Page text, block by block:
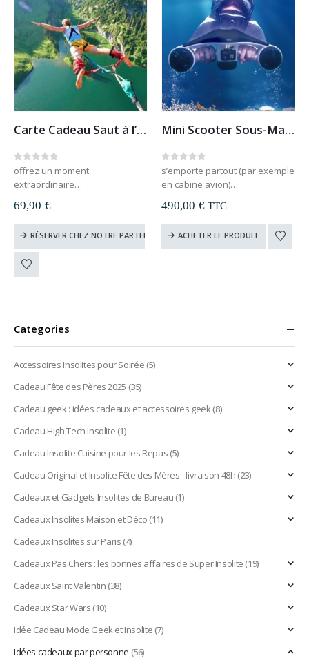
Carte Cadeau Saut à l’Elastique
0out of 5
offrez un moment
extraordinaire
carte cadeau à télécharger et
imprimer
le destinataire du cadeau
choisit lui-même sa date
valable 1 an
69,90 €
RÉSERVER CHEZ NOTRE PARTENAIRE
Mini Scooter Sous-Marin
0 out of 5
s’emporte partout (par exemple
en cabine avion)
peut aller jusqu’à 30m de
profondeur
490,00 € TTC
ACHETER LE PRODUIT
Categories
Accessoires Insolites pour Soirée(5)
Cadeau Fête des Pères 2025 (35)
Cadeau geek : idées cadeaux et accessoires geek(8)
Cadeau High Tech Insolite(1)
Cadeau Insolite Cuisine pour les Repas(5)
Cadeau Original et Insolite Fête des Mères - livraison 48h(23)
Cadeaux et Gadgets Insolites de Bureau(1)
Cadeaux Insolites Maison et Déco(11)
Cadeaux Insolites sur Paris(4)
Cadeaux Pas Chers : les bonnes affaires de Super Insolite(19)
Cadeaux Saint Valentin(38)
Cadeaux Star Wars(10)
Idée Cadeau Mode Geek et Insolite(7)
Idées cadeaux par personne (56)